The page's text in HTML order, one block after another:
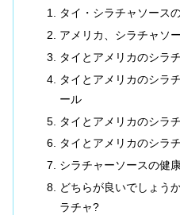
タイ・シラチャソース
アメリカ、シラチャソ
タイとアメリカのシラ
タイとアメリカのシラ
ール
タイとアメリカのシラ
タイとアメリカのシラ
シラチャーソースの健
どちらが良いでしょう
ラチャ?